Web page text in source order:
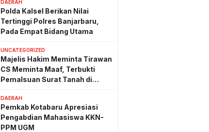
DAERAH
Polda Kalsel Berikan Nilai
Tertinggi Polres Banjarbaru,
Pada Empat Bidang Utama
UNCATEGORIZED
Majelis Hakim Meminta Tirawan
CS Meminta Maaf, Terbukti
Pemalsuan Surat Tanah di
DAERAH
Pemkab Kotabaru Apresiasi
Pengabdian Mahasiswa KKN-
PPM UGM